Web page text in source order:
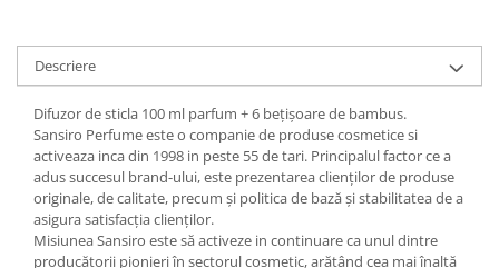
Descriere
Difuzor de sticla 100 ml parfum + 6 bețișoare de bambus.
Sansiro Perfume este o companie de produse cosmetice si
activeaza inca din 1998 in peste 55 de tari. Principalul factor ce a
adus succesul brand-ului, este prezentarea clienților de produse
originale, de calitate, precum și politica de bază și stabilitatea de a
asigura satisfacția clienților.
Misiunea Sansiro este să activeze in continuare ca unul dintre
producătorii pionieri în sectorul cosmetic, arătând cea mai înaltă